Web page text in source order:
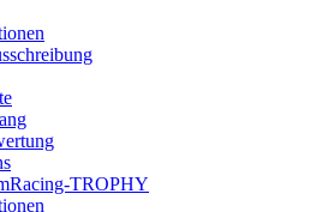
TROPHY